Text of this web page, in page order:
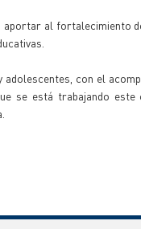
al fortalecimiento
con el
se está trabajando este